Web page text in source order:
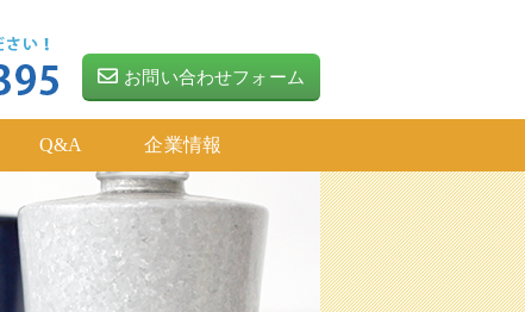
お問い合わせフォーム
Q&A 企業情報